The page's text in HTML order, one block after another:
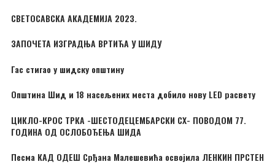
СВЕТОСАВСКА АКАДЕМИЈА 2023.
ЗАПОЧЕТА ИЗГРАДЊА ВРТИЋА У ШИДУ
Гас стигао у шидску општину
Општина Шид и 18 насељених места добило нову LED расвету
ЦИКЛО-КРОС ТРКА -ШЕСТОДЕЦЕМБАРСКИ CX- ПОВОДОМ 77.
ГОДИНА ОД ОСЛОБОЂЕЊА ШИДА
Песма КАД ОДЕШ Срђана Малешевића освојила ЛЕНКИН ПРСТЕН